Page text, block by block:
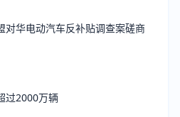
对华电动汽车反补贴调查案磋商
过2000万辆